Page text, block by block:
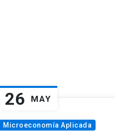
26 MAY
Microeconomía Aplicada